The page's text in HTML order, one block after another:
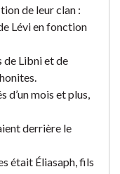
de leur clan :
Lévi en fonction
de Libni et de
d’un mois et plus,
derrière le
était Éliasaph, fils